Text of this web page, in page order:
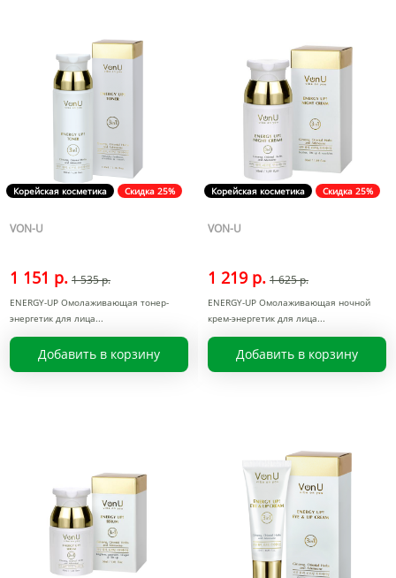
Корейская косметика Скидка 25%
VON-U
1 151 р. 1 535 р.
ENERGY-UP Омолаживающая тонер-
энергетик для лица
Добавить в корзину
Корейская косметика Скидка 25%
VON-U
1 219 р. 1 625 р.
ENERGY-UP Омолаживающая ночной
крем-энергетик для лица
Добавить в корзину